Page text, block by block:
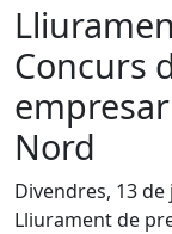
Concurs
Nord
Divendres, 13 de
Lliurament de